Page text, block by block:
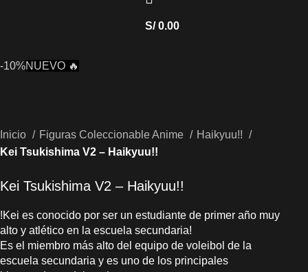
S/0.00
-10%NUEVO 🔥
Inicio Figuras Coleccionable Anime
Haikyuu!!
Kei Tsukishima V2 – Haikyuu!!
Kei Tsukishima V2 – Haikyuu!!
!Kei es conocido por ser un estudiante de primer año muy
alto y atlético en la escuela secundaria!
Es el miembro más alto del equipo de voleibol de la
escuela secundaria y es uno de los principales